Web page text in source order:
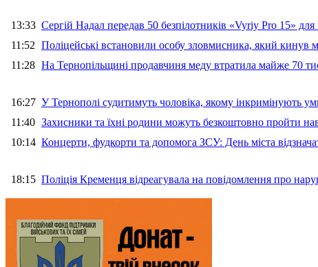
13:33 Сергій Надал передав 50 безпілотників «Vyriy Pro 15» для
11:52 Поліцейські встановили особу зловмисника, який кинув
11:28 На Тернопільщині продавчиня меду втратила майже 70
16:27 У Тернополі судитимуть чоловіка, якому інкримінують
11:40 Захисники та їхні родини можуть безкоштовно пройти
10:14 Концерти, фудкорти та допомога ЗСУ: День міста
18:15 Поліція Кременця відреагувала на повідомлення про